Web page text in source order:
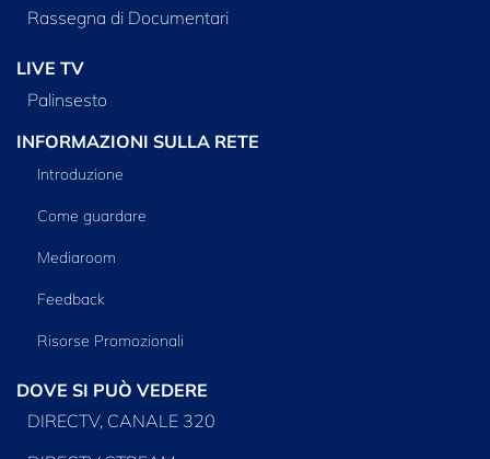
Rassegna di Documentari
LIVE TV
Palinsesto
INFORMAZIONI SULLA RETE
Introduzione
Come guardare
Mediaroom
Feedback
Risorse Promozionali
DOVE SI PUÒ VEDERE
DIRECTV, CANALE 320